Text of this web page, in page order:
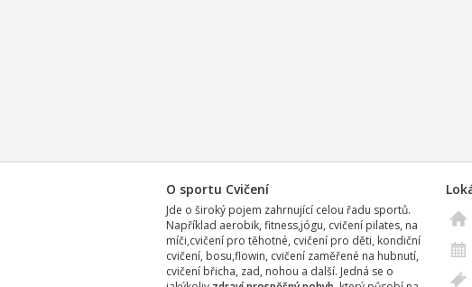
O sportu Cvičení
Jde o široký pojem zahrnující celou řadu sportů.
Například aerobik, fitness,jógu, cvičení pilates, na
míči,cvičení pro těhotné, cvičení pro děti, kondiční
cvičení, bosu,flowin, cvičení zaměřené na hubnutí,
cvičení břicha, zad, nohou a další. Jedná se o